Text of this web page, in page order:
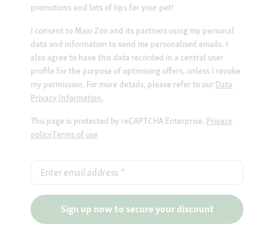
promotions and lots of tips for your pet!
I consent to Maxi Zoo and its partners using my personal
data and information to send me personalised emails. I
also agree to have this data recorded in a central user
profile for the purpose of optimising offers, unless I revoke
my permission. For more details, please refer to our Data
Privacy Information.
This page is protected by reCAPTCHA Enterprise. Privacy
policyTerms of use
Enter email address *
Sign up now to secure your discount